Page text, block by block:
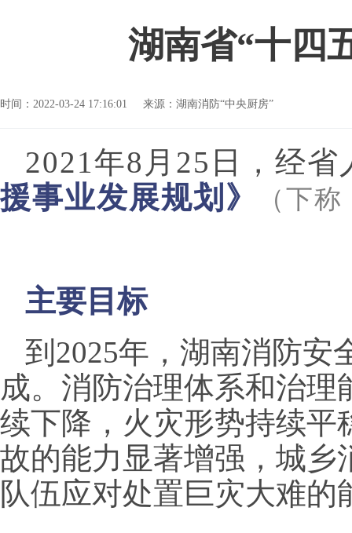
湖南省“十四
时间：2022-03-24 17:16:01 来源：湖南消防“中央厨房”
2021年8月25日
，经
援事业发展规划》
（下
主要目标
到 2025年，湖南消防安
成。消防治理体系和治
续下降，火灾形势持续平
故的能力显著增强，城乡
队伍应对处置巨灾大难的